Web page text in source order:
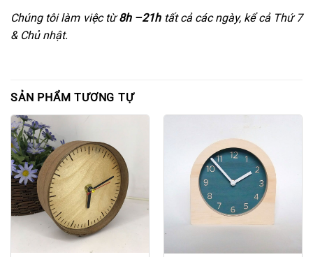
Chúng tôi làm việc từ8h –21h tất cả các ngày, kể cả Thứ 7
& Chủ nhật.
SẢN PHẨM TƯƠNG TỰ